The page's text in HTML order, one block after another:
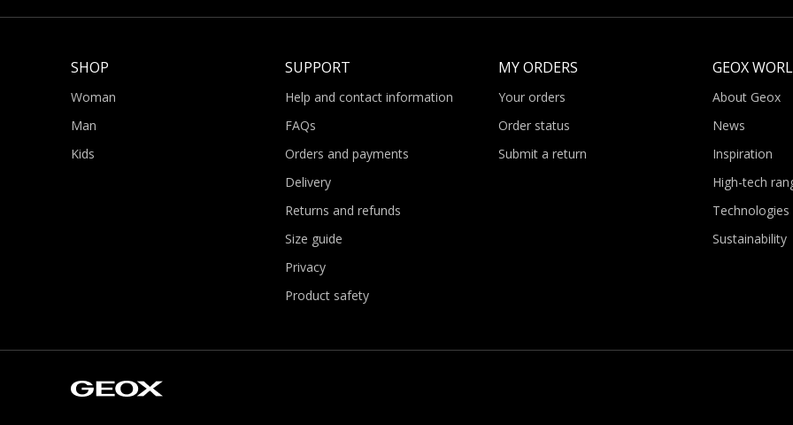
SHOP
Woman
Man
Kids
SUPPORT
Help and contact information
FAQs
Orders and payments
Delivery
Returns and refunds
Size guide
Privacy
Product safety
MY ORDERS
Your orders
Order status
Submit a return
GEOX
About Geox
News
Inspiration
High-tech
Technologies
Sustainability